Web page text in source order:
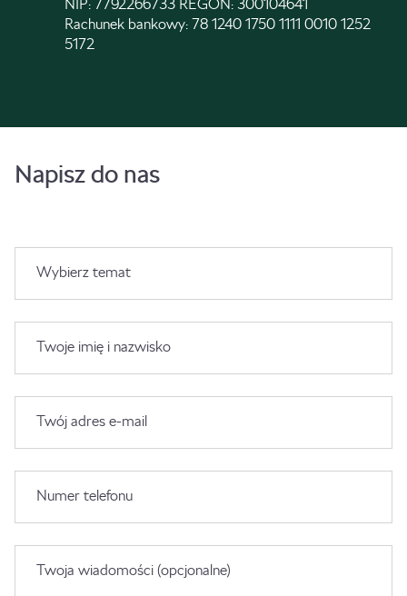
NIP: 7792266733 REGON: 300104641
Rachunek bankowy: 78 1240 1750 1111 0010 1252
5172
Napisz do nas
Wybierz temat
Twoje imię i nazwisko
Twój adres e-mail
Numer telefonu
Twoja wiadomości (opcjonalne)